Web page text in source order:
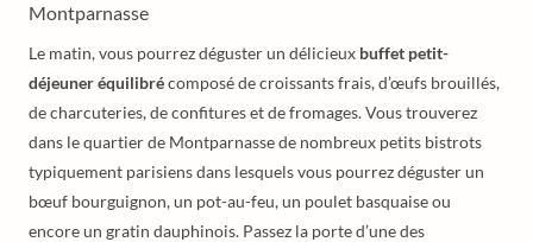
Montparnasse
Le matin, vous pourrez déguster un délicieux buffet petit-
déjeuner équilibrécomposé de croissants frais, d’œufs brouillés,
de charcuteries, de confitures et de fromages. Vous trouverez
dans le quartier de Montparnasse de nombreux petits bistrots
typiquement parisiens dans lesquels vous pourrez déguster un
bœuf bourguignon, un pot-au-feu, un poulet basquaise ou
encore un gratin dauphinois. Passez la porte d’une des